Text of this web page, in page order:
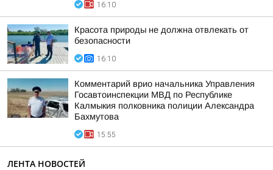
16:10
Красота природы не должна отвлекать от
безопасности
16:10
Комментарий врио начальника Управления
Госавтоинспекции МВД по Республике
Калмыкия полковника полиции Александра
Бахмутова
15:55
ЛЕНТА НОВОСТЕЙ